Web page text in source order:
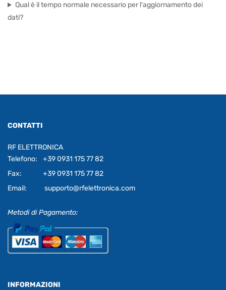
Qual è il tempo normale necessario per l'aggiornamento dei
dati?
CONTATTI
RF ELETTRONICA
Telefono:
+39 0931 175 77 82
Fax:
+39 0931 175 77 82
Email:
supporto@rfelettronica.com
Metodi di Pagamento:
INFORMAZIONI